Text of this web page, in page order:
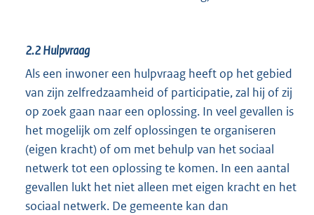
2.2Hulpvraag
Als een inwoner een hulpvraag heeft op het gebied
van zijn zelfredzaamheid of participatie, zal hij of zij
op zoek gaan naar een oplossing. In veel gevallen is
het mogelijk om zelf oplossingen te organiseren
(eigen kracht) of om met behulp van het sociaal
netwerk tot een oplossing te komen. In een aantal
gevallen lukt het niet alleen met eigen kracht en het
sociaal netwerk. De gemeente kan dan